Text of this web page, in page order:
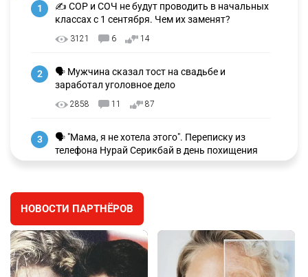
1
✍️ СОР и СОЧ не будут проводить в начальных
классах с 1 сентября. Чем их заменят?
3121 6 14
2
🗣 Мужчина сказал тост на свадьбе и
заработал уголовное дело
2858 11 87
3
🗣 "Мама, я не хотела этого". Переписку из
телефона Нурай Серикбай в день похищения
зачитали в суде
⚠️ Доброе утро, друзья! Предлагаем обзор
главных новостей за 4 августа
2679 0 1
НОВОСТИ ПАРТНЁРОВ